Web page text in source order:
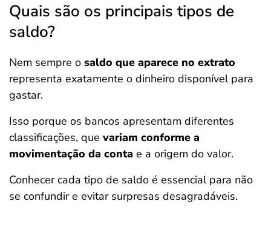
Quais são os principais tipos de
saldo?
Nem sempre o saldo que aparece no extrato
representa exatamente o dinheiro disponível para
gastar.
Isso porque os bancos apresentam diferentes
classificações, que variam conforme a
movimentação da conta e a origem do valor.
Conhecer cada tipo de saldo é essencial para não
se confundir e evitar surpresas desagradáveis.